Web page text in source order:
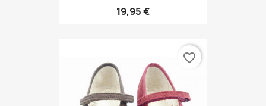
19,95 €
favorite_border